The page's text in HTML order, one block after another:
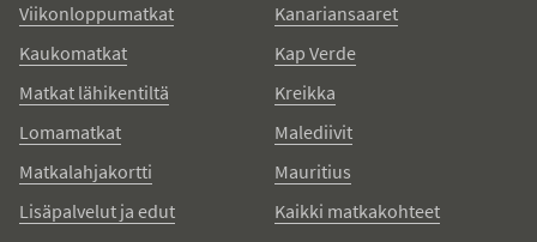
Viikonloppumatkat
Kaukomatkat
Matkat lähikentiltä
Lomamatkat
Matkalahjakortti
Lisäpalvelut ja edut
Kanariansaaret
Kap Verde
Kreikka
Malediivit
Mauritius
Kaikki matkakohteet